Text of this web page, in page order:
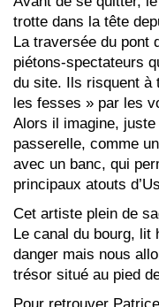
trotte dans la tête
La traversée du pont
piétons-spectateurs
du site. Ils risquent à
les fesses » par les
Alors il imagine,
passerelle, comme
avec un banc, qui
principaux atouts
Cet artiste plein de
Le canal du bourg,
danger mais nous
trésor situé au pied